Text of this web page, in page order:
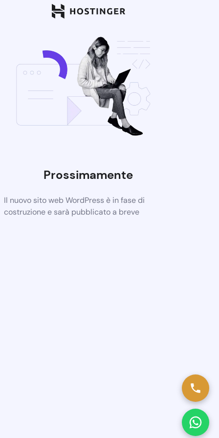
Prossimamente
Il nuovo sito web WordPress è in fase di
costruzione e sarà pubblicato a breve